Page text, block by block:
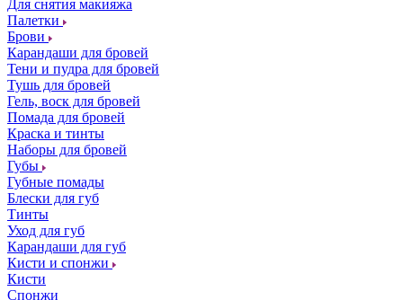
Для снятия макияжа
Палетки
Брови
Карандаши для бровей
Тени и пудра для бровей
Тушь для бровей
Гель, воск для бровей
Помада для бровей
Краска и тинты
Наборы для бровей
Губы
Губные помады
Блески для губ
Тинты
Уход для губ
Карандаши для губ
Кисти и спонжи
Кисти
Спонжи